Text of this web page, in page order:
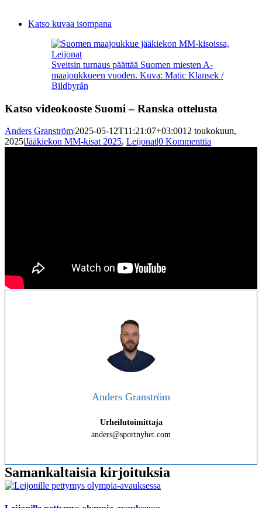
Katso kuvaa isompana
Sveitsin turnaus päättää Suomen miesten A-
maajoukkueen vuoden. Kuva: Matic Klansek /
Bildbyrån
Katso videokooste Suomi – Ranska ottelusta
Anders Granström|2025-05-12T11:21:07+03:0012 toukokuun,
2025|Jääkiekon MM-kisat 2025, Leijonat|0 Kommenttia
Anders Granström
Urheilutoimittaja
anders@sportnyhet.com
Samankaltaisia kirjoituksia